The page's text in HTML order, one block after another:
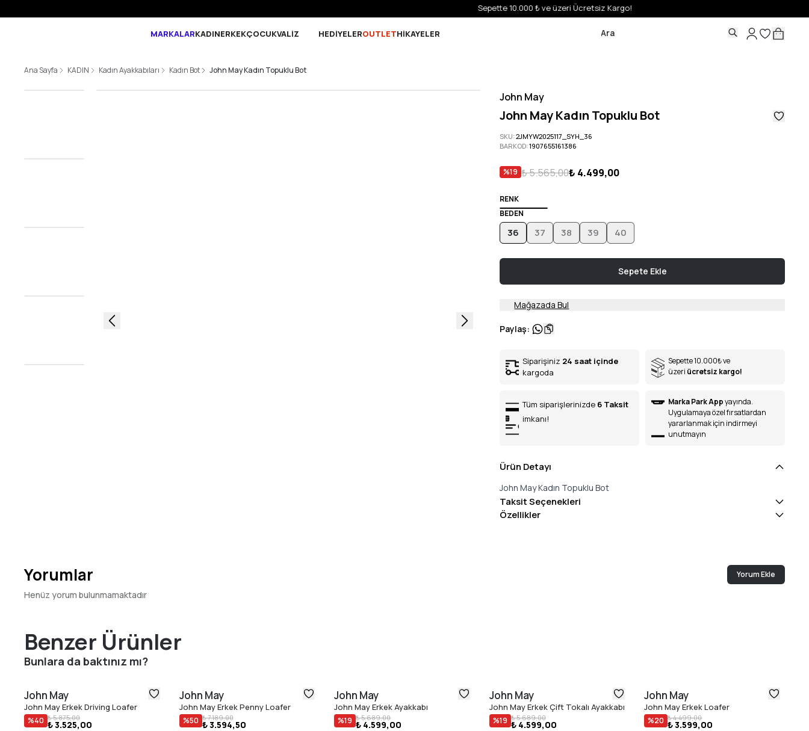
Sepette 10.000 ₺ ve üzeri Ücretsiz Kargo!
MARKALARKADINERKEKÇOCUKVALİZ HEDİYELEROUTLETHİKAYELER
Ana Sayfa KADIN Kadın Ayakkabıları Kadın Bot John May Kadın Topuklu Bot
John May
John May Kadın Topuklu Bot
SKU:2JMYW2025117_SYH_36
BARKOD:1907655161386
%19 ₺ 5.565,00₺ 4.499,00
RENK
BEDEN
36 37 38 39 40
Sepete Ekle
Mağazada Bul
Paylaş:
Siparişiniz 24 saat içinde
kargoda
Sepette 10.000₺ve
üzeri ücretsiz kargo!
Tüm siparişlerinizde 6 Taksit
imkanı!
Marka Park Appyayında.
Uygulamaya özel fırsatlardan
yararlanmak için indirmeyi
unutmayın
Ürün Detayı
John May Kadın Topuklu Bot
Taksit Seçenekleri
Özellikler
Yorumlar Yorum Ekle
Henüz yorum bulunmamaktadır
Benzer Ürünler
Bunlara da baktınız mı?
John May
John May Erkek Driving Loafer
%40 ₺ 5.875,00
₺ 3.525,00
John May
John May Erkek Penny Loafer
%50 ₺ 7.189,00
₺ 3.594,50
John May
John May Erkek Ayakkabı
%19 ₺ 5.689,00
₺ 4.599,00
John May
John May Erkek Çift Tokalı Ayakkabı
%19 ₺ 5.689,00
₺ 4.599,00
John May
John May Erkek Loafer
%20 ₺ 4.499,00
₺ 3.599,00